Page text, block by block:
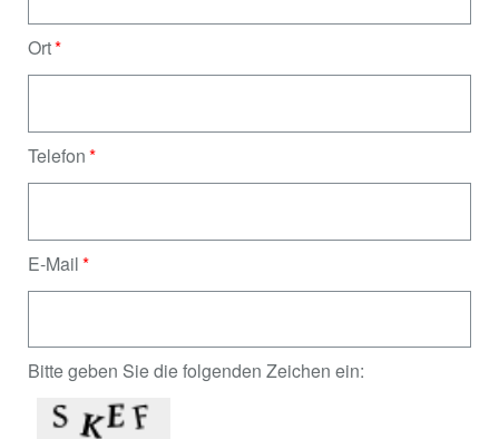
Ort
Telefon
E-Mail
Bitte geben Sie die folgenden Zeichen ein: